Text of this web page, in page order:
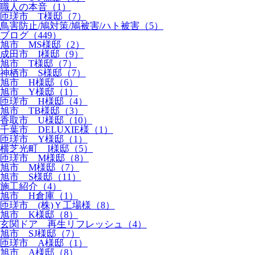
職人の本音（1）
匝瑳市 T様邸（7）
鳥害防止/鳩対策/鳩被害/ハト被害（5）
ブログ（449）
旭市 MS様邸（2）
成田市 I様邸（9）
旭市 T様邸（7）
神栖市 S様邸（7）
旭市 H様邸（6）
旭市 Y様邸（1）
匝瑳市 H様邸（4）
旭市 TB様邸（3）
香取市 U様邸（10）
千葉市 DELUXIE様（1）
匝瑳市 Y様邸（1）
横芝光町 I様邸（5）
匝瑳市 M様邸（8）
旭市 M様邸（7）
旭市 S様邸（11）
施工紹介（4）
旭市 H倉庫（1）
匝瑳市 (株)Ｙ工場様（8）
旭市 K様邸（8）
玄関ドア 再生リフレッシュ（4）
旭市 SJ様邸（7）
匝瑳市 A様邸（1）
旭市 A様邸（8）